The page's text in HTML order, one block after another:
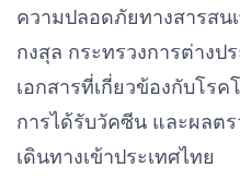
ความปลอดภัยทางสารสน
กงสุล กระทรวงการต่างป
เอกสารที่เกี่ยวข้องกับโรค
การได้รับวัคซีน และผลต
เดินทางเข้าประเทศไทย